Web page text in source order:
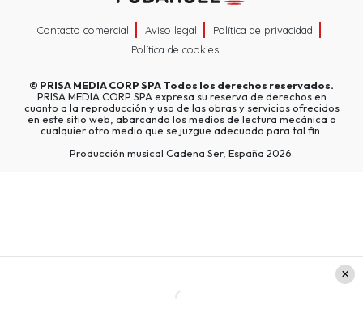
Contacto comercial Aviso legal
Política de privacidad
Política de cookies
© PRISA MEDIA CORP SPATodos los derechos reservados.
PRISA MEDIA CORP SPA expresa su reserva de derechos en
cuanto a la reproducción y uso de las obras y servicios ofrecidos
en este sitio web, abarcando los medios de lectura mecánica o
cualquier otro medio que se juzgue adecuado para tal fin.
Producción musical Cadena Ser, España 2026.